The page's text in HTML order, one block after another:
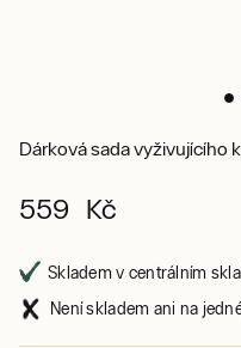
Dárková sada vyživujícího
559 Kč
Skladem v centrálním
Není skladem ani na